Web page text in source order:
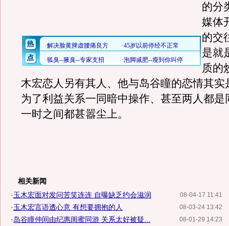
的分
媒体
的交
是就
质的
木宏恋人另有其人、他与岛谷瞳的恋情其实
为了利益关系一同暗中操作、甚至两人都是
一时之间都甚嚣尘上。
相关新闻
08-04-17 11:41
·玉木宏面对发问苦笑连连 自曝缺乏约会滋润
08-03-24 13:42
·玉木宏言语透心意 有想要拥抱的人
08-01-29 14:23
·岛谷瞳仲间由纪惠闺蜜同游 关系太好被疑...